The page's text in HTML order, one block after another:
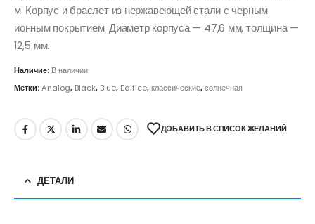
м. Корпус и браслет из нержавеющей стали с черным
ионным покрытием. Диаметр корпуса — 47,6 мм, толщина —
12,5 мм.
Наличие: В наличии
Метки:Analog, Black, Blue, Edifice,классические,солнечная
ДОБАВИТЬ В СПИСОК ЖЕЛАНИЙ
ДЕТАЛИ